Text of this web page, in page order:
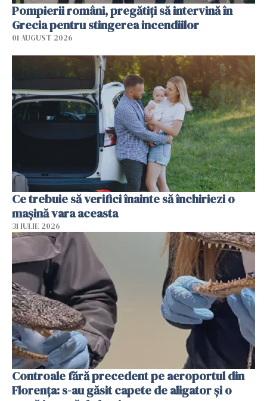
Pompierii români, pregătiţi să intervină în
Grecia pentru stingerea incendiilor
01 AUGUST 2026
Ce trebuie să verifici înainte să închiriezi o
mașină vara aceasta
31 IULIE 2026
Controale fără precedent pe aeroportul din
Florența: s-au găsit capete de aligator și o